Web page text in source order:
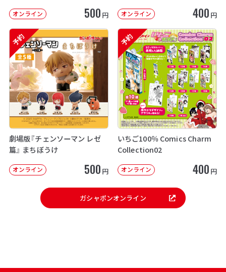
オンライン 500 円 オンライン 400 円
予約
劇場版『チェンソーマン レゼ
篇』 まちぼうけ
オンライン 500 円
予約
いちご100％ Comics Charm
Collection02
オンライン 400 円
ガシャポンオンライン